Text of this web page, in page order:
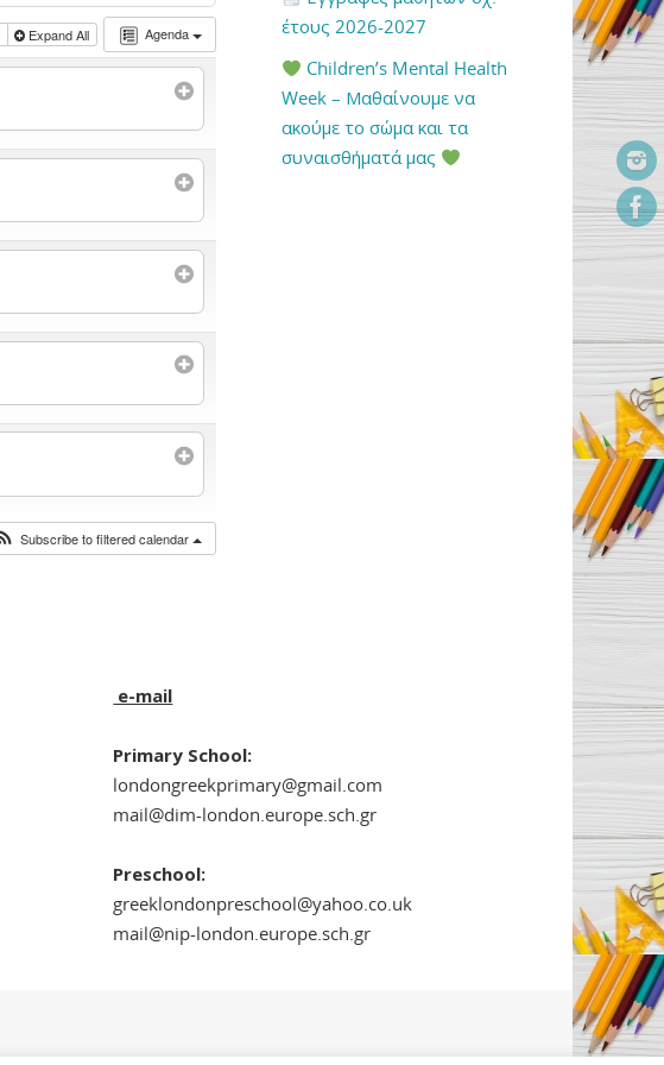
Agenda
Expand All
Subscribe to filtered calendar
έτους 2026-2027
Children’s Mental Health
Week – Μαθαίνουμε να
ακούμε το σώμα και τα
συναισθήματά μας
e-mail
Primary School:
londongreekprimary@gmail.com
mail@dim-london.europe.sch.gr
Preschool:
greeklondonpreschool@yahoo.co.uk
mail@nip-london.europe.sch.gr